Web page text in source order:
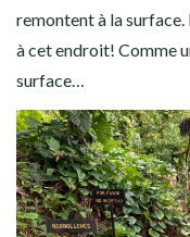
remontent à la surface.
à cet endroit! Comme
surface…